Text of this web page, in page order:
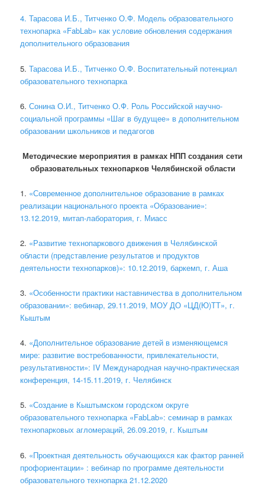
4. Тарасова И.Б., Титченко О.Ф. Модель образовательного
технопарка «FabLab» как условие обновления содержания
дополнительного образования
5.Тарасова И.Б., Титченко О.Ф. Воспитательный потенциал
образовательного технопарка
6.Сонина О.И., Титченко О.Ф. Роль Российской научно-
социальной программы «Шаг в будущее» в дополнительном
образовании школьников и педагогов
Методические мероприятия в рамках НПП создания сети
образовательных технопарков Челябинской области
1. «Современное дополнительное образование в рамках
реализации национального проекта «Образование»:
13.12.2019, митап-лаборатория, г. Миасс
2. «Развитие технопаркового движения в Челябинской
области (представление результатов и продуктов
деятельности технопарков)»: 10.12.2019, баркемп, г. Аша
3. «Особенности практики наставничества в дополнительном
образовании»: вебинар, 29.11.2019, МОУ ДО «ЦД(Ю)ТТ», г.
Кыштым
4. «Дополнительное образование детей в изменяющемся
мире: развитие востребованности, привлекательности,
результативности»: IV Международная научно-практическая
конференция, 14-15.11.2019, г. Челябинск
5. «Создание в Кыштымском городском округе
образовательного технопарка «FabLab»: семинар в рамках
технопарковых агломераций, 26.09.2019, г. Кыштым
6. «Проектная деятельность обучающихся как фактор ранней
профориентации» : вебинар по программе деятельности
образовательного технопарка 21.12.2020